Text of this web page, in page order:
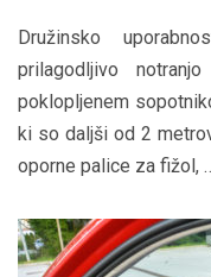
Družinsko
prilagodljivo
poklopljenem
ki so daljši od 2
oporne palice za fižol,